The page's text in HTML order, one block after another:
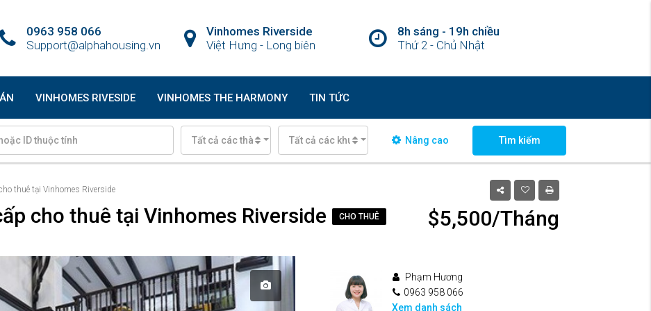
8h sáng - 19h chiều
Thứ 2 - Chủ Nhật
Vinhomes Riverside
Việt Hưng - Long biên
0963 958 066
Support@alphahousing.vn
VINHOMES RIVESIDE VINHOMES THE HARMONY TIN TỨC
Tất cả các thành phố Tất cả các khu vực Nâng cao Tìm kiếm
thuê tại Vinhomes Riverside
cho thuê tại Vinhomes Riverside CHO THUÊ $5,500/Tháng
Phạm Hương
0963 958 066
Xem danh sách